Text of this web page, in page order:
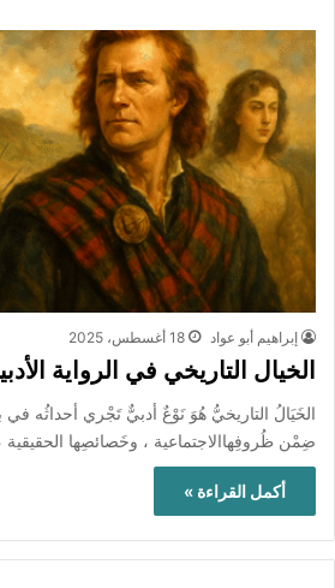
إبراهيم أبو عواد 18 أغسطس، 2025
الخيال التاريخي في الرواية
الخَيَالُ التاريخيُّ هُوَ نَوْعٌ أدبيٌّ تَجْري أحداثُه
ضِمْن ظُروفِهاالاجتماعية ، وخَصائصِها
أكمل القراءة »